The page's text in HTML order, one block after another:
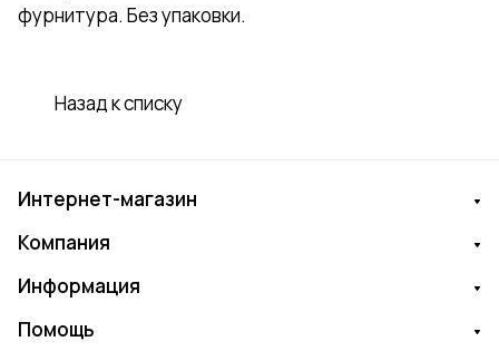
фурнитура. Без упаковки.
Назад к списку
Интернет-магазин
Компания
Информация
Помощь